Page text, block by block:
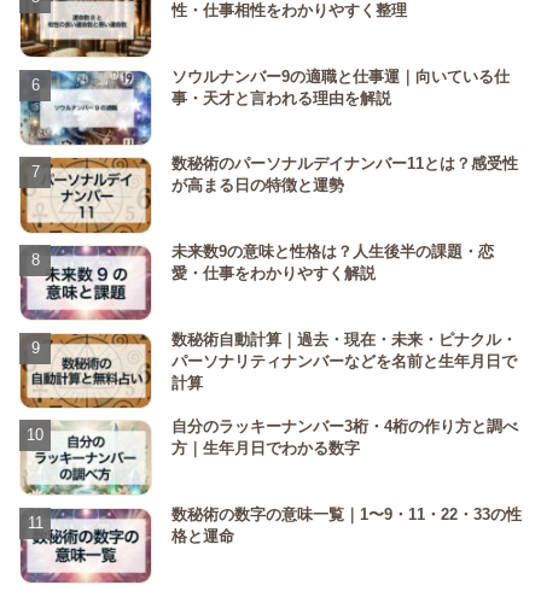
性・仕事相性をわかりやすく整理
ソウルナンバー9の適職と仕事運｜向いている仕
事・天才と言われる理由を解説
数秘術のパーソナルデイナンバー11とは？感受性
が高まる日の特徴と運勢
未来数9の意味と性格は？人生後半の課題・恋
愛・仕事をわかりやすく解説
数秘術自動計算｜過去・現在・未来・ピナクル・
パーソナリティナンバーなどを名前と生年月日で
計算
自分のラッキーナンバー3桁・4桁の作り方と調べ
方｜生年月日でわかる数字
数秘術の数字の意味一覧｜1〜9・11・22・33の性
格と運命